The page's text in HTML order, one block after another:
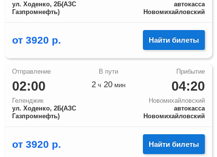
ул. Ходенко, 2Б(АЗС
Газпромнефть)
автокасса
Новомихайловский
от 3920 р. Найти билеты
02:00
Геленджик
ул. Ходенко, 2Б(АЗС
Газпромнефть)
04:20
Новомихайловский
автокасса
Новомихайловский
2 ч 20 мин
от 3920 р. Найти билеты